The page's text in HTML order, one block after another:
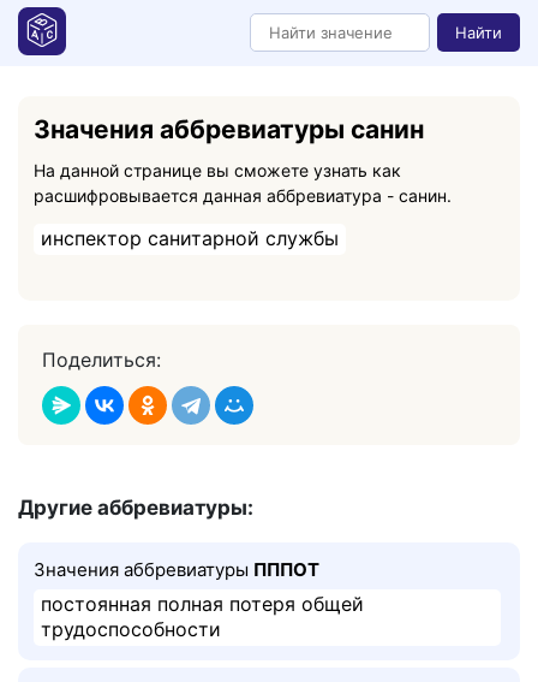
Найти
Значения аббревиатуры санин
На данной странице вы сможете узнать как
расшифровывается данная аббревиатура - санин.
инспектор санитарной службы
Поделиться:
Другие аббревиатуры:
Значения аббревиатуры ПППОТ
постоянная полная потеря общей
трудоспособности